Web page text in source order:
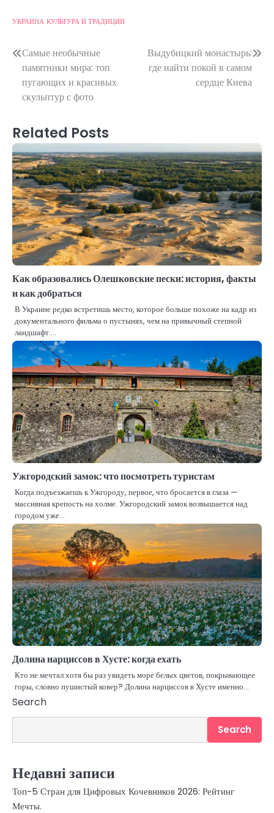
УКРАИНА КУЛЬТУРА И ТРАДИЦИИ
Post
navigation
Самые необычные
памятники мира: топ
пугающих и красивых
скульптур с фото
Выдубицкий монастырь:
где найти покой в самом
сердце Киева
Related Posts
Как образовались Олешковские пески: история, факты
и как добраться
В Украине редко встретишь место, которое больше похоже на кадр из
документального фильма о пустынях, чем на привычный степной
ландшафт.…
Ужгородский замок: что посмотреть туристам
Когда подъезжаешь к Ужгороду, первое, что бросается в глаза —
массивная крепость на холме. Ужгородский замок возвышается над
городом уже…
Долина нарциссов в Хусте: когда ехать
Кто не мечтал хотя бы раз увидеть море белых цветов, покрывающее
горы, словно пушистый ковер? Долина нарциссов в Хусте именно…
Search
Search
Недавні записи
Топ-5 Стран для Цифровых Кочевников 2026: Рейтинг
Мечты.